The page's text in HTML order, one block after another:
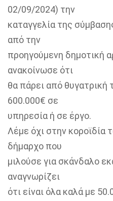
02/09/2024) την
καταγγελία της
από την
προηγούμενη δημοτική
ανακοίνωσε ότι
θα πάρει από θυγατρική
600.000€ σε
υπηρεσία ή σε έργο.
Λέμε όχι στην κοροϊδία
δήμαρχο που
μιλούσε για σκάνδαλο
αναγνωρίζει
ότι είναι όλα καλά με